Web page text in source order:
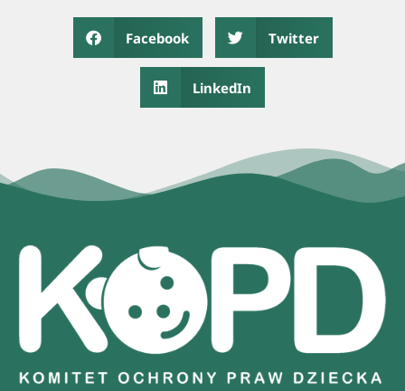
Facebook Twitter
LinkedIn